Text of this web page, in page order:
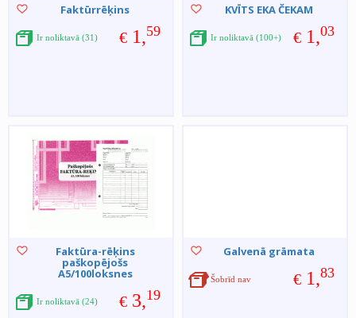
Faktūrrēķins
€ 1,59
Ir noliktavā (31)
KVĪTS EKA ČEKAM
€ 1,03
Ir noliktavā (100+)
Faktūra-rēķins
paškopējošs
A5/100loksnes
€ 3,19
Ir noliktavā (24)
Galvenā grāmata
€ 1,83
Šobrīd nav